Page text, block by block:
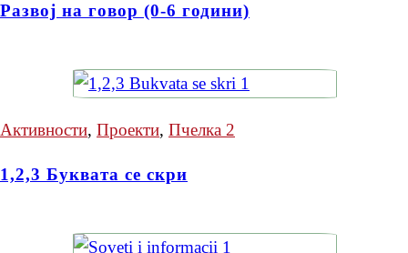
Развој на говор (0-6 години)
Активности, Проекти, Пчелка 2
1,2,3 Буквата се скри